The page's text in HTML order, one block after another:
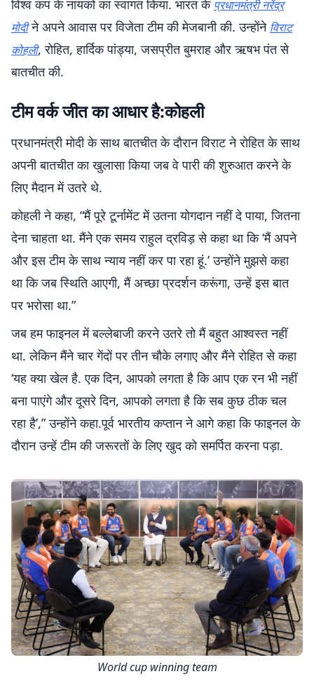
विश्व कप के नायकों का स्वागत किया. भारत के प्रधानमंत्री नरेंद्र
मोदीने अपने आवास पर विजेता टीम की मेजबानी की. उन्होंने विराट
कोहली, रोहित, हार्दिक पांड्या, जसप्रीत बुमराह और ऋषभ पंत से
बातचीत की.
टीम वर्क जीत का आधार है:कोहली
प्रधानमंत्री मोदी के साथ बातचीत के दौरान विराट ने रोहित के साथ
अपनी बातचीत का खुलासा किया जब वे पारी की शुरुआत करने के
लिए मैदान में उतरे थे.
कोहली ने कहा, “मैं पूरे टूर्नामेंट में उतना योगदान नहीं दे पाया, जितना
देना चाहता था. मैंने एक समय राहुल द्रविड़ से कहा था कि ‘मैं अपने
और इस टीम के साथ न्याय नहीं कर पा रहा हूं.’ उन्होंने मुझसे कहा
था कि जब स्थिति आएगी, मैं अच्छा प्रदर्शन करूंगा, उन्हें इस बात
पर भरोसा था.”
जब हम फाइनल में बल्लेबाजी करने उतरे तो मैं बहुत आश्वस्त नहीं
था. लेकिन मैंने चार गेंदों पर तीन चौके लगाए और मैंने रोहित से कहा
‘यह क्या खेल है. एक दिन, आपको लगता है कि आप एक रन भी नहीं
बना पाएंगे और दूसरे दिन, आपको लगता है कि सब कुछ ठीक चल
रहा है’,” उन्होंने कहा.पूर्व भारतीय कप्तान ने आगे कहा कि फाइनल के
दौरान उन्हें टीम की जरूरतों के लिए खुद को समर्पित करना पड़ा.
World cup winning team